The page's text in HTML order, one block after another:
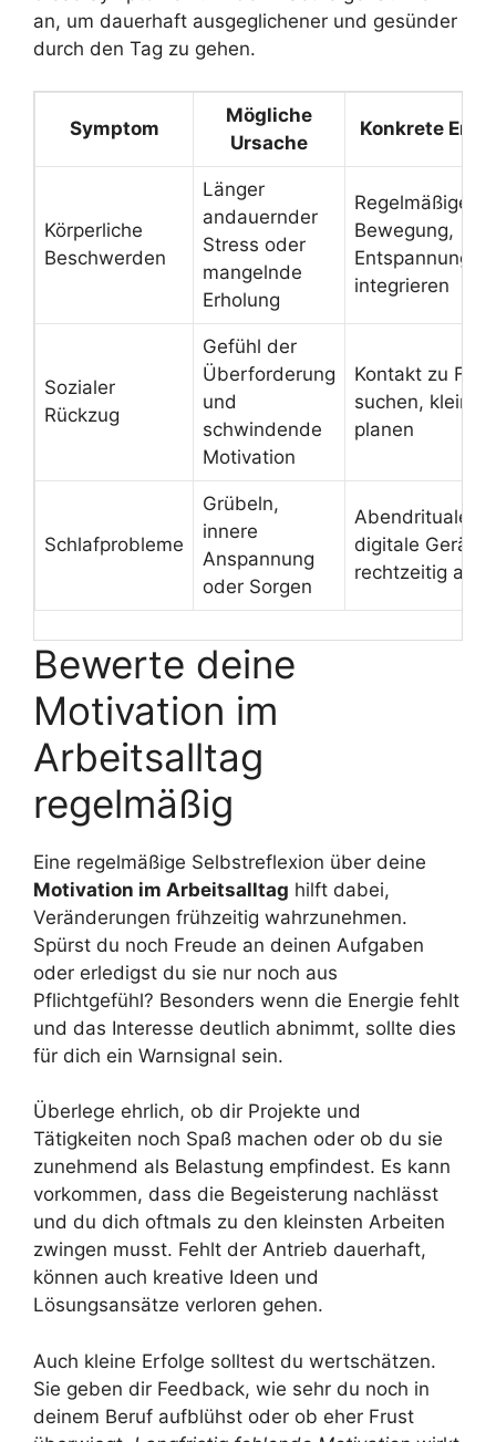
an, um dauerhaft ausgeglichener und gesünder
durch den Tag zu gehen.
Symptom
Mögliche
Ursache
Konkrete
Körperliche
Beschwerden
Länger
andauernder
Stress oder
mangelnde
Erholung
Regelmäßige
Bewegung,
integrieren
Sozialer
Rückzug
Gefühl der
Überforderung
und
schwindende
Motivation
Kontakt zu
suchen, kleine
planen
Schlafprobleme
Grübeln,
innere
Anspannung
oder Sorgen
Abendrituale
digitale Geräte
rechtzeitig
Bewerte deine
Motivation im
Arbeitsalltag
regelmäßig
Eine regelmäßige Selbstreflexion über deine
Motivation im Arbeitsalltag hilft dabei,
Veränderungen frühzeitig wahrzunehmen.
Spürst du noch Freude an deinen Aufgaben
oder erledigst du sie nur noch aus
Pflichtgefühl? Besonders wenn die Energie fehlt
und das Interesse deutlich abnimmt, sollte dies
für dich ein Warnsignal sein.
Überlege ehrlich, ob dir Projekte und
Tätigkeiten noch Spaß machen oder ob du sie
zunehmend als Belastung empfindest. Es kann
vorkommen, dass die Begeisterung nachlässt
und du dich oftmals zu den kleinsten Arbeiten
zwingen musst. Fehlt der Antrieb dauerhaft,
können auch kreative Ideen und
Lösungsansätze verloren gehen.
Auch kleine Erfolge solltest du wertschätzen.
Sie geben dir Feedback, wie sehr du noch in
deinem Beruf aufblühst oder ob eher Frust